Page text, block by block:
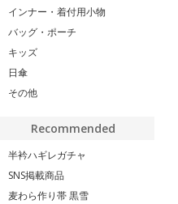
インナー・着付用小物
バッグ・ポーチ
キッズ
日傘
その他
Recommended
半衿ハギレガチャ
SNS掲載商品
麦わら作り帯 黒雪